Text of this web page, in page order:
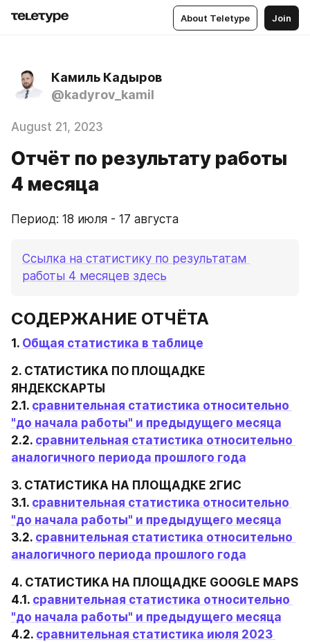
About Teletype Join
Камиль Кадыров
@kadyrov_kamil
August 21, 2023
Отчёт по результату работы
4 месяца
Период: 18 июля - 17 августа
Ссылка на статистику по результатам
работы 4 месяцев здесь
СОДЕРЖАНИЕ ОТЧЁТА
1. Общая статистика в таблице
2. СТАТИСТИКА ПО ПЛОЩАДКЕ
ЯНДЕКСКАРТЫ
2.1. сравнительная статистика относительно
"до начала работы" и предыдущего месяца
2.2. сравнительная статистика относительно
аналогичного периода прошлого года
3. СТАТИСТИКА НА ПЛОЩАДКЕ 2ГИС
3.1. cравнительная статистика относительно
"до начала работы" и предыдущего месяца
3.2. сравнительная статистика относительно
аналогичного периода прошлого года
4. СТАТИСТИКА НА ПЛОЩАДКЕ GOOGLE MAPS
4.1. сравнительная статистика относительно
"до начала работы" и предыдущего месяца
4.2. сравнительная статистика июля 2023